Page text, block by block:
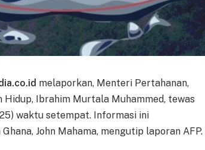
melaporkan, Menteri Pertahanan,
Hidup, Ibrahim Murtala Muhammed, tewas
waktu setempat. Informasi ini
John Mahama, mengutip laporan AFP.